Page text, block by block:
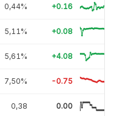
0,44% +0.16
5,11% +0.08
5,61% +4.08
7,50% -0.75
0,38 0.00